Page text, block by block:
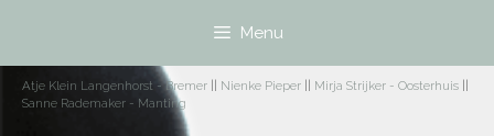
Menu
Atje Klein Langenhorst - Bremer Nienke Pieper Mirja Strijker - Oosterhuis
Sanne Rademaker - Manting